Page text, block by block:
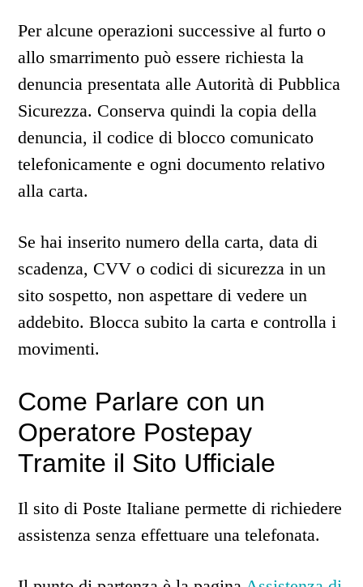
Per alcune operazioni successive al furto o
allo smarrimento può essere richiesta la
denuncia presentata alle Autorità di Pubblica
Sicurezza. Conserva quindi la copia della
denuncia, il codice di blocco comunicato
telefonicamente e ogni documento relativo
alla carta.
Se hai inserito numero della carta, data di
scadenza, CVV o codici di sicurezza in un
sito sospetto, non aspettare di vedere un
addebito. Blocca subito la carta e controlla i
movimenti.
Come Parlare con un
Operatore Postepay
Tramite il Sito Ufficiale
Il sito di Poste Italiane permette di richiedere
assistenza senza effettuare una telefonata.